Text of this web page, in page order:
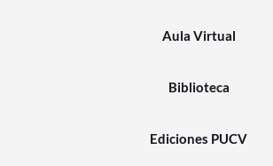
Aula Virtual
Biblioteca
Ediciones PUCV